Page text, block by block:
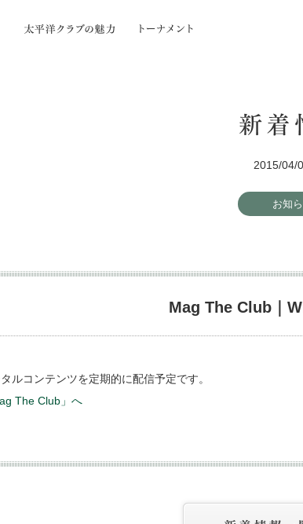
2015/04/
お知
Mag The Club｜
ルコンテンツを定期的に配信予定です。
The Club」へ